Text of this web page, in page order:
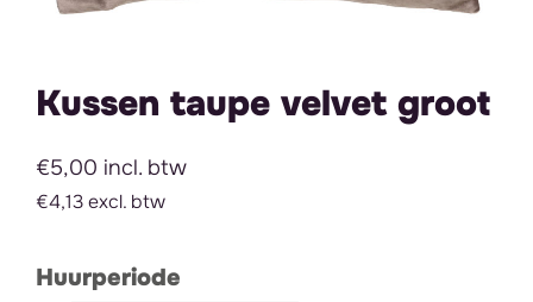
Kussen taupe velvet groot
€5,00 incl. btw
€4,13 excl. btw
Huurperiode